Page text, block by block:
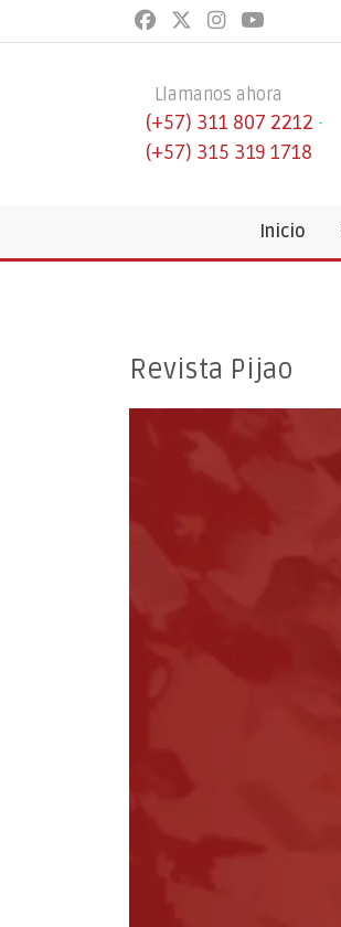
Llamanos ahora
(+57) 311 807 2212 -
(+57) 315 319 1718
Inicio
Revista Pijao